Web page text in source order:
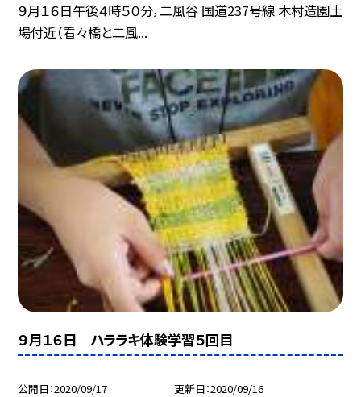
９月１６日午後４時５０分，二風谷 国道237号線 木村造園土
場付近（看々橋と二風...
９月１６日 ハララキ体験学習５回目
公開日 2020/09/17 更新日 2020/09/16